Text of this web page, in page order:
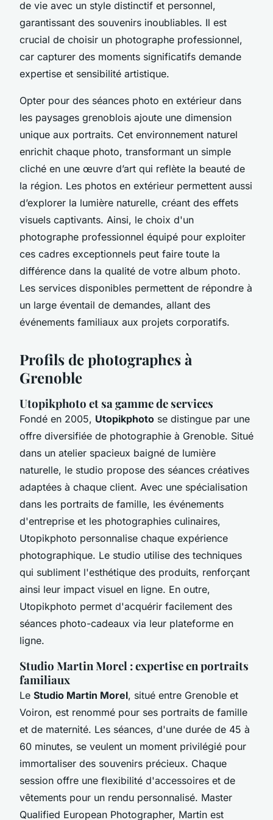
de vie avec un style distinctif et personnel,
garantissant des souvenirs inoubliables. Il est
crucial de choisir un photographe professionnel,
car capturer des moments significatifs demande
expertise et sensibilité artistique.
Opter pour des séances photo en extérieur dans
les paysages grenoblois ajoute une dimension
unique aux portraits. Cet environnement naturel
enrichit chaque photo, transformant un simple
cliché en une œuvre d’art qui reflète la beauté de
la région. Les photos en extérieur permettent aussi
d’explorer la lumière naturelle, créant des effets
visuels captivants. Ainsi, le choix d'un
photographe professionnel équipé pour exploiter
ces cadres exceptionnels peut faire toute la
différence dans la qualité de votre album photo.
Les services disponibles permettent de répondre à
un large éventail de demandes, allant des
événements familiaux aux projets corporatifs.
Profils de photographes à
Grenoble
Utopikphoto et sa gamme de services
Fondé en 2005, Utopikphoto se distingue par une
offre diversifiée de photographie à Grenoble. Situé
dans un atelier spacieux baigné de lumière
naturelle, le studio propose des séances créatives
adaptées à chaque client. Avec une spécialisation
dans les portraits de famille, les événements
d'entreprise et les photographies culinaires,
Utopikphoto personnalise chaque expérience
photographique. Le studio utilise des techniques
qui subliment l'esthétique des produits, renforçant
ainsi leur impact visuel en ligne. En outre,
Utopikphoto permet d'acquérir facilement des
séances photo-cadeaux via leur plateforme en
ligne.
Studio Martin Morel : expertise en portraits
familiaux
Le Studio Martin Morel, situé entre Grenoble et
Voiron, est renommé pour ses portraits de famille
et de maternité. Les séances, d'une durée de 45 à
60 minutes, se veulent un moment privilégié pour
immortaliser des souvenirs précieux. Chaque
session offre une flexibilité d'accessoires et de
vêtements pour un rendu personnalisé. Master
Qualified European Photographer, Martin est